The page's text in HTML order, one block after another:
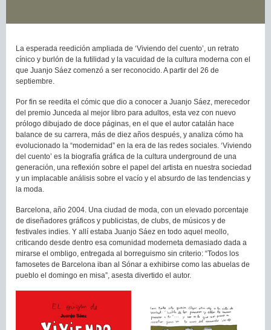
La esperada reedición ampliada de ‘Viviendo del cuento’, un retrato
cínico y burlón de la futilidad y la vacuidad de la cultura moderna con el
que Juanjo Sáez comenzó a ser reconocido. A partir del 26 de
septiembre.
Por fin se reedita el cómic que dio a conocer a Juanjo Sáez, merecedor
del premio Junceda al mejor libro para adultos, esta vez con nuevo
prólogo dibujado de doce páginas, en el que el autor catalán hace
balance de su carrera, más de diez años después, y analiza cómo ha
evolucionado la “modernidad” en la era de las redes sociales. ‘Viviendo
del cuento’ es la biografía gráfica de la cultura underground de una
generación, una reflexión sobre el papel del artista en nuestra sociedad
y un implacable análisis sobre el vacío y el absurdo de las tendencias y
la moda.
Barcelona, año 2004. Una ciudad de moda, con un elevado porcentaje
de diseñadores gráficos y publicistas, de clubs, de músicos y de
festivales indies. Y allí estaba Juanjo Sáez en todo aquel meollo,
criticando desde dentro esa comunidad moderneta demasiado dada a
mirarse el ombligo, entregada al borreguismo sin criterio: “Todos los
famosetes de Barcelona iban al Sónar a exhibirse como las abuelas de
pueblo el domingo en misa”, asesta divertido el autor.